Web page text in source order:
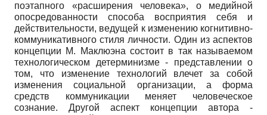
поэтапного «расширения человека», о медийной
опосредованности способа восприятия себя и
действительности, ведущей к изменению когнитивно-
коммуникативного стиля личности. Один из аспектов
концепции М. Маклюэна состоит в так называемом
технологическом детерминизме - представлении о
том, что изменение технологий влечет за собой
изменения социальной организации, а форма
средств коммуникации меняет человеческое
сознание. Другой аспект концепции автора -